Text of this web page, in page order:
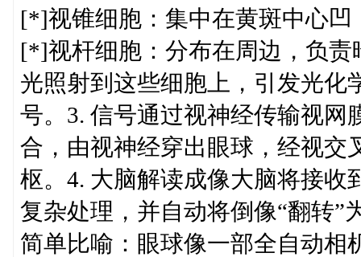
[*]视锥细胞：集中在黄斑中心
[*]视杆细胞：分布在周边，负责
光照射到这些细胞上，引发光化
号。3. 信号通过视神经传输视
合，由视神经穿出眼球，经视交
枢。4. 大脑解读成像大脑将接
复杂处理，并自动将倒像“翻转”
简单比喻：眼球像一部全自动相